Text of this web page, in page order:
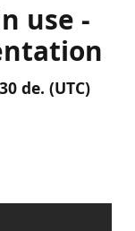
use -
de. (UTC)